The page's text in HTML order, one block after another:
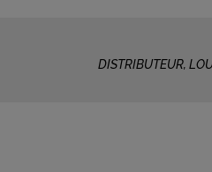
DISTRIBUTEUR,